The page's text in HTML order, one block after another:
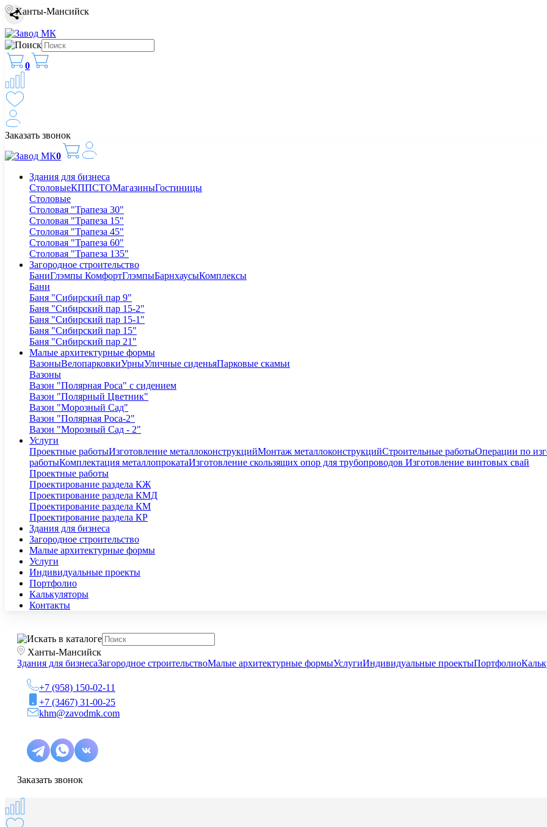
Ханты-Мансийск
0
Заказать звонок
0
Здания для бизнеса
СтоловыеКППСТОМагазиныГостиницы
Столовые
Столовая "Трапеза 30"
Столовая "Трапеза 15"
Столовая "Трапеза 45"
Столовая "Трапеза 60"
Столовая "Трапеза 135"
Загородное строительство
БаниГлэмпы КомфортГлэмпыБарнхаусыКомплексы
Бани
Баня "Сибирский пар 9"
Баня "Сибирский пар 15-2"
Баня "Сибирский пар 15-1"
Баня "Сибирский пар 15"
Баня "Сибирский пар 21"
Малые архитектурные формы
ВазоныВелопарковкиУрныУличные сиденьяПарковые скамьи
Вазоны
Вазон "Полярная Роса" с сидением
Вазон "Полярный Цветник"
Вазон "Морозный Сад"
Вазон "Полярная Роса-2"
Вазон "Морозный Сад - 2"
Услуги
Проектные работыИзготовление металлоконструкцийМонтаж металлоконструкцийСтроительные работыОперации по
работыКомплектация металлопрокатаИзготовление скользящих опор для трубопроводов Изготовление винтовых свай
Проектные работы
Проектирование раздела КЖ
Проектирование раздела КМД
Проектирование раздела КМ
Проектирование раздела КР
Здания для бизнеса
Загородное строительство
Малые архитектурные формы
Услуги
Индивидуальные проекты
Портфолио
Калькуляторы
Контакты
Ханты-Мансийск
Здания для бизнесаЗагородное строительствоМалые архитектурные формыУслугиИндивидуальные проектыПортфолио
+7 (958) 150-02-11
+7 (3467) 31-00-25
khm@zavodmk.com
Заказать звонок